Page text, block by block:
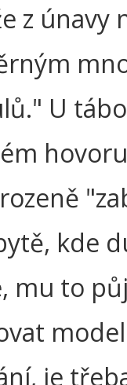
z únavy
U
hovoru
kde
mu to
model
je